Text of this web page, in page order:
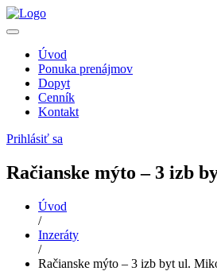
Úvod
Ponuka prenájmov
Dopyt
Cenník
Kontakt
Prihlásiť sa
Račianske mýto – 3 izb
Úvod
/
Inzeráty
/
Račianske mýto – 3 izb byt ul.